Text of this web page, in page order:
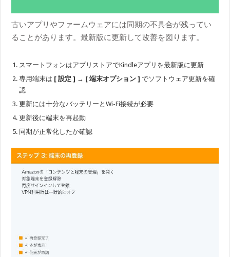
古いアプリやファームウェアには同期の不具合が残ってい
ることがあります。最新版に更新して改善を図ります。
スマートフォンはアプリストアでKindleアプリを最新版に更新
専用端末は [ 設定 ] → [ 端末オプション ] でソフトウェア更新を確
認
更新には十分なバッテリーとWi-Fi接続が必要
更新後に端末を再起動
同期が正常化したか確認